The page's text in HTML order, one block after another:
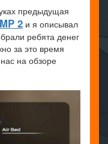
предыдущая
2 и я описывал
ребята денег
за это время
на обзоре